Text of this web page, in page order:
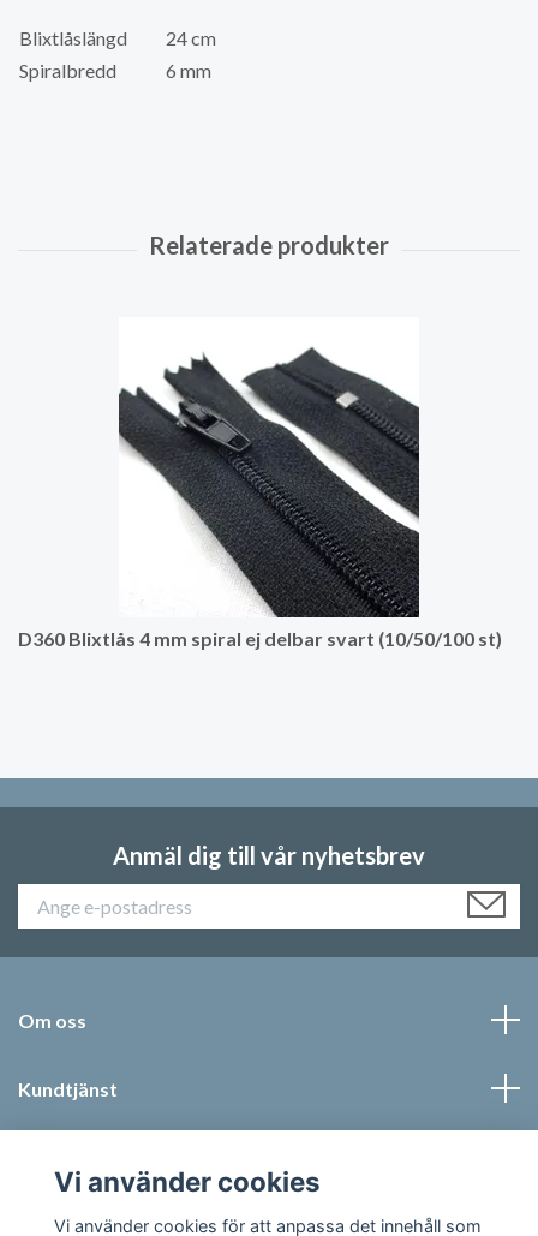
Blixtlåslängd
24 cm
Spiralbredd
6 mm
D360 Blixtlås 4 mm spiral ej delbar svart (10/50/100 st)
Anmäl dig till vår nyhetsbrev
Om oss
Kundtjänst
Sociala medier
Vi använder cookies
Vi använder cookies för att anpassa det innehåll som